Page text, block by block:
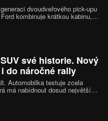
dvoudveřového pick-upu
kombinuje krátkou kabinu,
na rychlou jízdu po silnici.
výkon přes 810 koní, vznikne
své historie. Nový
do náročné rally
Automobilka testuje zcela
má nabídnout dosud největší
už absolvuje náročné
premiéře jej čeká ostrý test